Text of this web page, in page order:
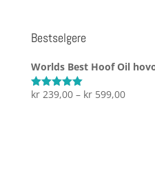
Bestselgere
Worlds Best Hoof Oil
Vurdert5.00
kr239,00 – kr599,00